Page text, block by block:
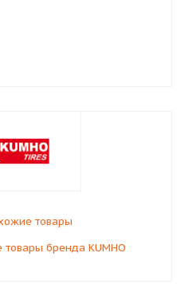
товары
товары бренда KUMHO